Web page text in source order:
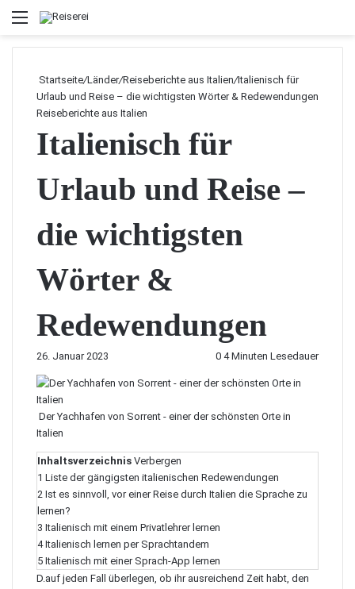
Menü
Startseite/Länder/Reiseberichte aus Italien/Italienisch für
Urlaub und Reise – die wichtigsten Wörter & Redewendungen
Reiseberichte aus Italien
Italienisch für
Urlaub und Reise –
die wichtigsten
Wörter &
Redewendungen
26. Januar 2023 0 4 Minuten Lesedauer
Der Yachhafen von Sorrent - einer der schönsten Orte in
Italien
Inhaltsverzeichnis Verbergen
1 Liste der gängigsten italienischen Redewendungen
2 Ist es sinnvoll, vor einer Reise durch Italien die Sprache zu
lernen?
3 Italienisch mit einem Privatlehrer lernen
4 Italienisch lernen per Sprachtandem
5 Italienisch mit einer Sprach-App lernen
D.auf jeden Fall überlegen, ob ihr ausreichend Zeit habt, den